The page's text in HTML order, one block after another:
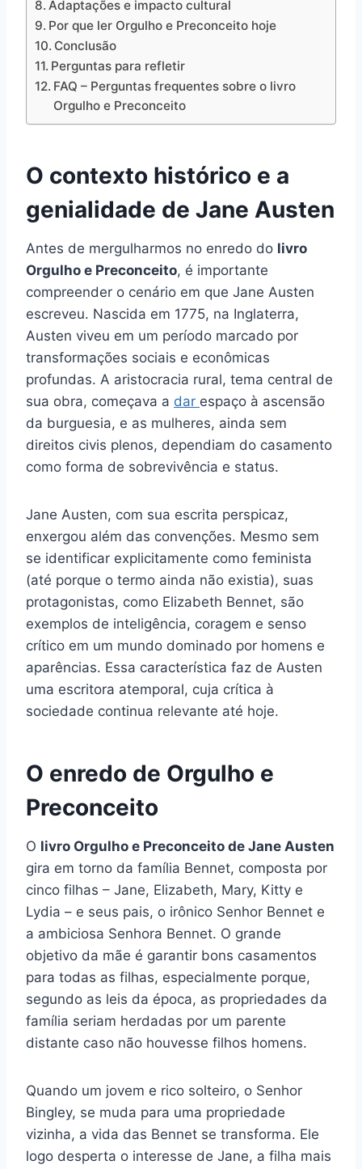
Adaptações e impacto cultural
Por que ler Orgulho e Preconceito hoje
Conclusão
Perguntas para refletir
FAQ – Perguntas frequentes sobre o livro
Orgulho e Preconceito
O contexto histórico e a
genialidade de Jane Austen
Antes de mergulharmos no enredo do livro
Orgulho e Preconceito, é importante
compreender o cenário em que Jane Austen
escreveu. Nascida em 1775, na Inglaterra,
Austen viveu em um período marcado por
transformações sociais e econômicas
profundas. A aristocracia rural, tema central de
sua obra, começava a dar espaço à ascensão
da burguesia, e as mulheres, ainda sem
direitos civis plenos, dependiam do casamento
como forma de sobrevivência e status.
Jane Austen, com sua escrita perspicaz,
enxergou além das convenções. Mesmo sem
se identificar explicitamente como feminista
(até porque o termo ainda não existia), suas
protagonistas, como Elizabeth Bennet, são
exemplos de inteligência, coragem e senso
crítico em um mundo dominado por homens e
aparências. Essa característica faz de Austen
uma escritora atemporal, cuja crítica à
sociedade continua relevante até hoje.
O enredo de Orgulho e
Preconceito
O livro Orgulho e Preconceito de Jane Austen
gira em torno da família Bennet, composta por
cinco filhas – Jane, Elizabeth, Mary, Kitty e
Lydia – e seus pais, o irônico Senhor Bennet e
a ambiciosa Senhora Bennet. O grande
objetivo da mãe é garantir bons casamentos
para todas as filhas, especialmente porque,
segundo as leis da época, as propriedades da
família seriam herdadas por um parente
distante caso não houvesse filhos homens.
Quando um jovem e rico solteiro, o Senhor
Bingley, se muda para uma propriedade
vizinha, a vida das Bennet se transforma. Ele
logo desperta o interesse de Jane, a filha mais